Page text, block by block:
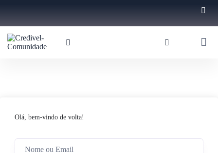
Olá, bem-vindo de volta!